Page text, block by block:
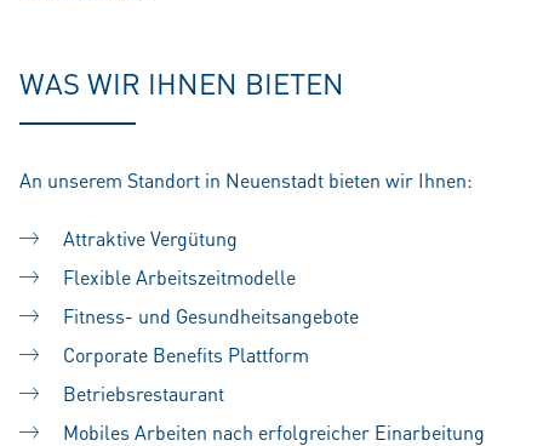
WAS WIR IHNEN BIETEN
An unserem Standort in Neuenstadt bieten wir Ihnen:
Attraktive Vergütung
Flexible Arbeitszeitmodelle
Fitness- und Gesundheitsangebote
Corporate Benefits Plattform
Betriebsrestaurant
Mobiles Arbeiten nach erfolgreicher Einarbeitung